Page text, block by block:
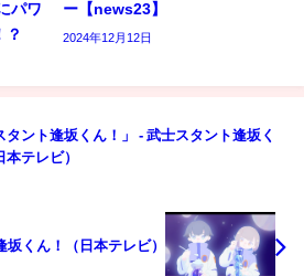
パワ
？
ー【news23】
2024年12月12日
タント逢坂くん！」 - 武士スタント逢坂く
本テレビ）
坂くん！（日本テレビ）